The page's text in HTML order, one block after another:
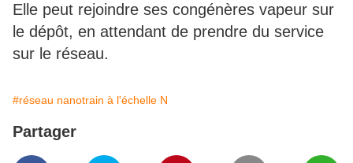
Elle peut rejoindre ses congénères vapeur sur
le dépôt, en attendant de prendre du service
sur le réseau.
#réseau nanotrain à l'échelle N
Partager